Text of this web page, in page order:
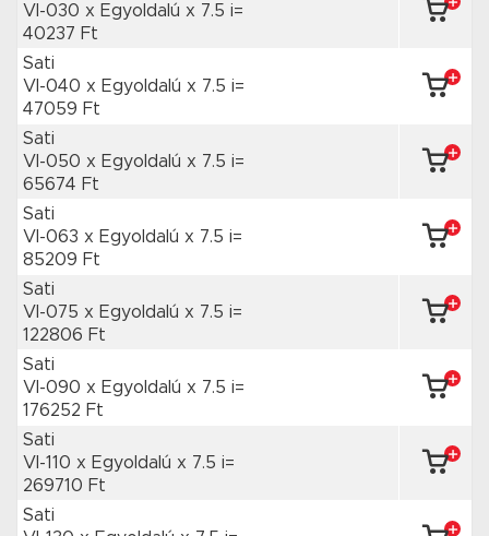
VI-030 x Egyoldalú x 7.5 i=
40237 Ft
Sati
VI-040 x Egyoldalú x 7.5 i=
47059 Ft
Sati
VI-050 x Egyoldalú x 7.5 i=
65674 Ft
Sati
VI-063 x Egyoldalú x 7.5 i=
85209 Ft
Sati
VI-075 x Egyoldalú x 7.5 i=
122806 Ft
Sati
VI-090 x Egyoldalú x 7.5 i=
176252 Ft
Sati
VI-110 x Egyoldalú x 7.5 i=
269710 Ft
Sati